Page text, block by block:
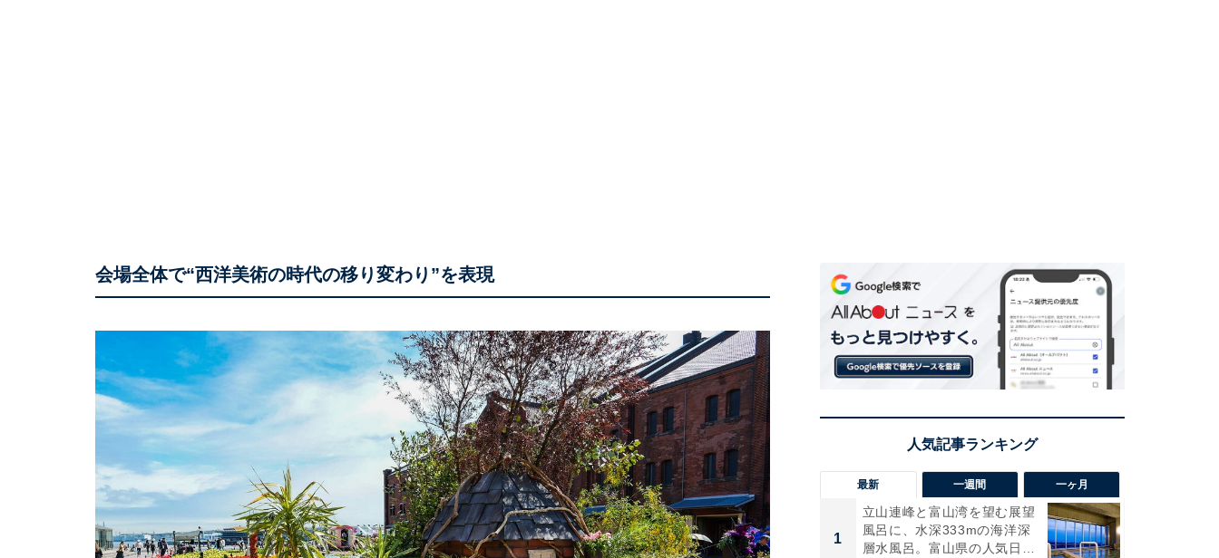
会場全体で“西洋美術の時代の移り変わり”を表現
最新 一週間 一ヶ月
1
立山連峰と富山湾を望む展望
風呂に、水深333mの海洋深
層水風呂。富山県の人気日